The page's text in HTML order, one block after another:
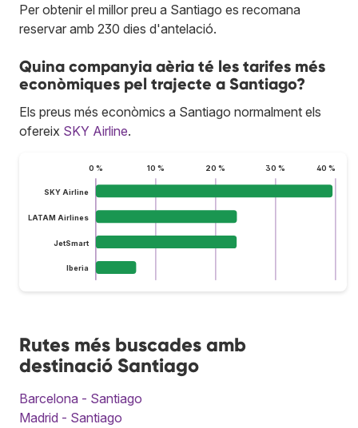
Per obtenir el millor preu a Santiago es recomana
reservar amb 230 dies d'antelació.
Quina companyia aèria té les tarifes més
econòmiques pel trajecte a Santiago?
Els preus més econòmics a Santiago normalment els
ofereix SKY Airline.
0 % 10 % 20 % 30 % 40 %
SKY Airline
LATAM Airlines
JetSmart
Iberia
Rutes més buscades amb
destinació Santiago
Barcelona - Santiago
Madrid - Santiago